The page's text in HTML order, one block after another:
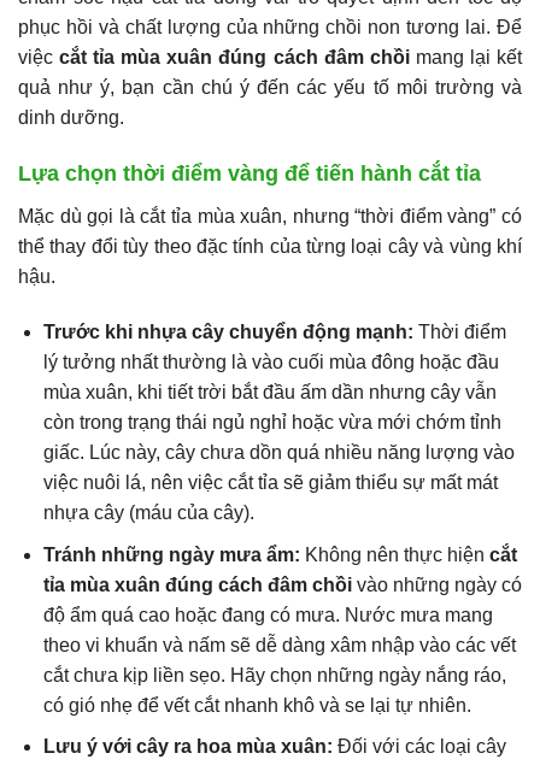
phục hồi và chất lượng của những chồi non tương lai. Để
việccắt tỉa mùa xuân đúng cách đâm chồimang lại kết
quả như ý, bạn cần chú ý đến các yếu tố môi trường và
dinh dưỡng.
Lựa chọn thời điểm vàng để tiến hành cắt tỉa
Mặc dù gọi là cắt tỉa mùa xuân, nhưng “thời điểm vàng” có
thể thay đổi tùy theo đặc tính của từng loại cây và vùng khí
hậu.
Trước khi nhựa cây chuyển động mạnh: Thời điểm
lý tưởng nhất thường là vào cuối mùa đông hoặc đầu
mùa xuân, khi tiết trời bắt đầu ấm dần nhưng cây vẫn
còn trong trạng thái ngủ nghỉ hoặc vừa mới chớm tỉnh
giấc. Lúc này, cây chưa dồn quá nhiều năng lượng vào
việc nuôi lá, nên việc cắt tỉa sẽ giảm thiểu sự mất mát
nhựa cây (máu của cây).
Tránh những ngày mưa ẩm: Không nên thực hiện cắt
tỉa mùa xuân đúng cách đâm chồivào những ngày có
độ ẩm quá cao hoặc đang có mưa. Nước mưa mang
theo vi khuẩn và nấm sẽ dễ dàng xâm nhập vào các vết
cắt chưa kịp liền sẹo. Hãy chọn những ngày nắng ráo,
có gió nhẹ để vết cắt nhanh khô và se lại tự nhiên.
Lưu ý với cây ra hoa mùa xuân: Đối với các loại cây